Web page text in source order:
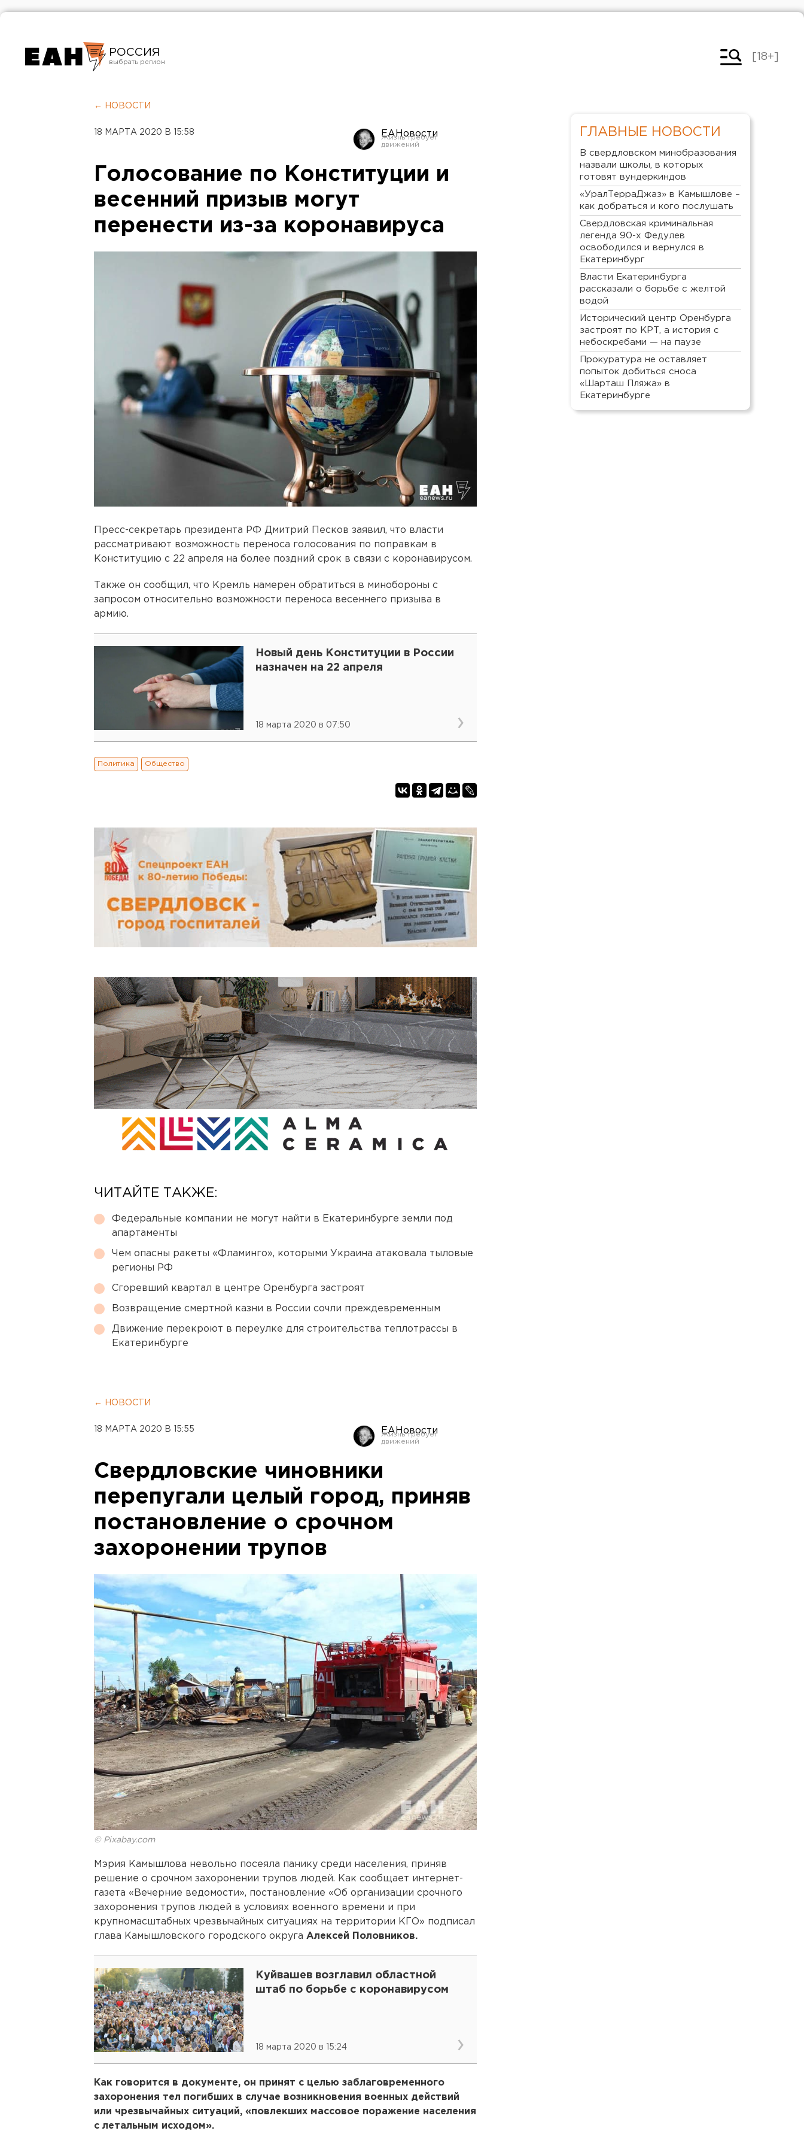
РОССИЯ
Челябинск
[18+]
← НОВОСТИ
18 МАРТА 2020 В 15:58 ЕАНовости
Голосование по Конституции и
весенний призыв могут
перенести из-за коронавируса
Пресс-секретарь президента РФ Дмитрий Песков заявил, что власти
рассматривают возможность переноса голосования по поправкам в
Конституцию с 22 апреля на более поздний срок в связи с коронавирусом.
Также он сообщил, что Кремль намерен обратиться в минобороны с
запросом относительно возможности переноса весеннего призыва в
армию.
Новый день Конституции в России
назначен на 22 апреля
18 марта 2020 в 07:50
Политика Общество
ЧИТАЙТЕ ТАКЖЕ:
Федеральные компании не могут найти в Екатеринбурге земли под
апартаменты
Чем опасны ракеты «Фламинго», которыми Украина атаковала тыловые
регионы РФ
Сгоревший квартал в центре Оренбурга застроят
Возвращение смертной казни в России сочли преждевременным
Движение перекроют в переулке для строительства теплотрассы в
Екатеринбурге
← НОВОСТИ
18 МАРТА 2020 В 15:55 ЕАНовости
Свердловские чиновники
перепугали целый город, приняв
постановление о срочном
захоронении трупов
© Pixabay.com
Мэрия Камышлова невольно посеяла панику среди населения, приняв
решение о срочном захоронении трупов людей. Как сообщает интернет-
газета «Вечерние ведомости», постановление «Об организации срочного
захоронения трупов людей в условиях военного времени и при
крупномасштабных чрезвычайных ситуациях на территории КГО» подписал
глава Камышловского городского округа Алексей Половников.
Куйвашев возглавил областной
штаб по борьбе с коронавирусом
18 марта 2020 в 15:24
Как говорится в документе, он принят с целью заблаговременного
захоронения тел погибших в случае возникновения военных действий
или чрезвычайных ситуаций, «повлекших массовое поражение населения
с летальным исходом».
ГЛАВНЫЕ НОВОСТИ
В свердловском минобразования
назвали школы, в которых
готовят вундеркиндов
«УралТерраДжаз» в Камышлове –
как добраться и кого послушать
Свердловская криминальная
легенда 90-х Федулев
освободился и вернулся в
Екатеринбург
Власти Екатеринбурга
рассказали о борьбе с желтой
водой
Исторический центр Оренбурга
застроят по КРТ, а история с
небоскребами — на паузе
Прокуратура не оставляет
попыток добиться сноса
«Шарташ Пляжа» в
Екатеринбурге